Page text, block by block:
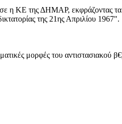
η ΚΕ της ΔΗΜΑΡ, εκφράζοντας τα
της 21ης Απριλίου 1967".
μορφές του αντιστασιακού β€¦